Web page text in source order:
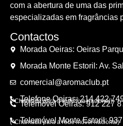
com a abertura de uma das
especializadas em fragrâncias
Contactos
Morada Oeiras: Oeiras
Morada Monte Estoril: Av.
comercial@aromaclub.pt
Telefone Oeiras: 214 422
(*Chamada para a rede fixa nacional)
Telemóvel Oeiras: 912 227
Telemóvel Monte Estoril:
(*Chamada para a rede móvel nacional)